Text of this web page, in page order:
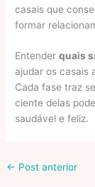
casais que
formar
Entenderquais
ajudar os casais
Cada fase traz
ciente delas
saudável e feliz.
← Post anterior